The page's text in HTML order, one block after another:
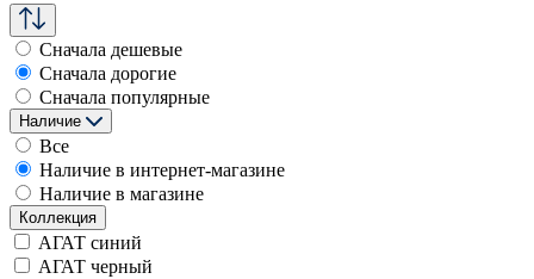
Сначала дешевые
Сначала дорогие
Сначала популярные
Наличие
Все
Наличие в интернет-магазине
Наличие в магазине
Коллекция
АГАТ синий
АГАТ черный